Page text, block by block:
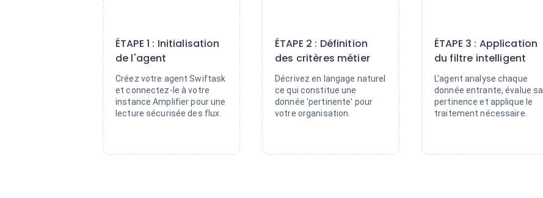
ÉTAPE 1 : Initialisation
de l'agent
Créez votre agent Swiftask
et connectez-le à votre
instance Amplifier pour une
lecture sécurisée des flux.
ÉTAPE 2 : Définition
des critères métier
Décrivez en langage naturel
ce qui constitue une
donnée 'pertinente' pour
votre organisation.
ÉTAPE 3 : Application
du filtre intelligent
L'agent analyse chaque
donnée entrante, évalue sa
pertinence et applique le
traitement nécessaire.